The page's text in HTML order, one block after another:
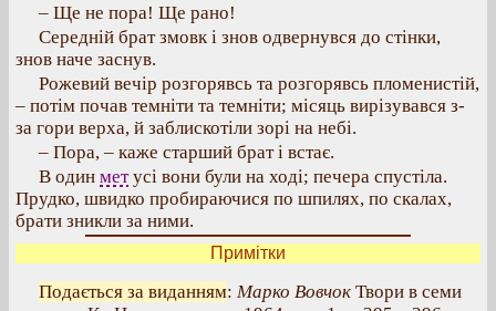
– Ще не пора! Ще рано!
Середній брат змовк і знов одвернувся до стінки,
знов наче заснув.
Рожевий вечір розгорявсь та розгорявсь пломенистій,
– потім почав темніти та темніти; місяць вирізувався з-
за гори верха, й заблискотіли зорі на небі.
– Пора, – каже старший брат і встає.
В один метусі вони були на ході; печера спустіла.
Прудко, швидко пробираючися по шпилях, по скалах,
брати зникли за ними.
Примітки
Подається за виданням: Марко Вовчок Твори в семи